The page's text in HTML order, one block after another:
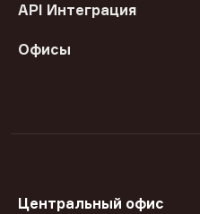
API Интеграция
Офисы
Центральный офис